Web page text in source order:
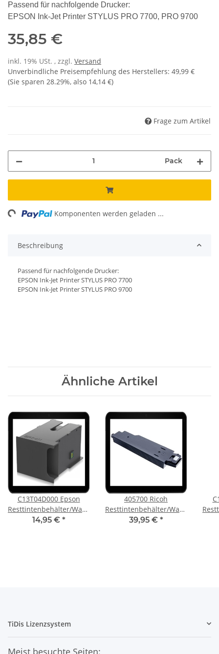
Passend für nachfolgende Drucker:
EPSON Ink-Jet Printer STYLUS PRO 7700, PRO 9700
35,85 €
inkl. 19% USt. , zzgl. Versand
Unverbindliche Preisempfehlung des Herstellers: 49,99 €
(Sie sparen 28.29%, also 14,14 €)
Frage zum Artikel
Pack
Komponenten werden geladen ...
Beschreibung
Passend für nachfolgende Drucker:
EPSON Ink-Jet Printer STYLUS PRO 7700
EPSON Ink-Jet Printer STYLUS PRO 9700
Ähnliche Artikel
Maintenance
C13T04D000 Epson
Resttintenbehälter/Wartungstank/Maintenance
für ET7700 und ET7750
14,95 € *
405700 Ricoh
Resttintenbehälter/
für den GXE2600,
39,95 € *
TiDis Lizenzsystem
Meist besuchte Seiten: